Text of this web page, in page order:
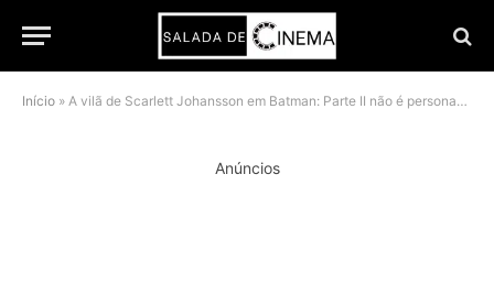
Início » A vilã de Scarlett Johansson em Batman: Parte II não é personagem das HQs e isso muda tudo
Anúncios